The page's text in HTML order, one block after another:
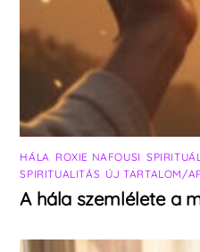
HÁLA ROXIE NAFOUSI
SPIRITUALITÁS ÚJ TARTALOM/
A hála szemlélete a